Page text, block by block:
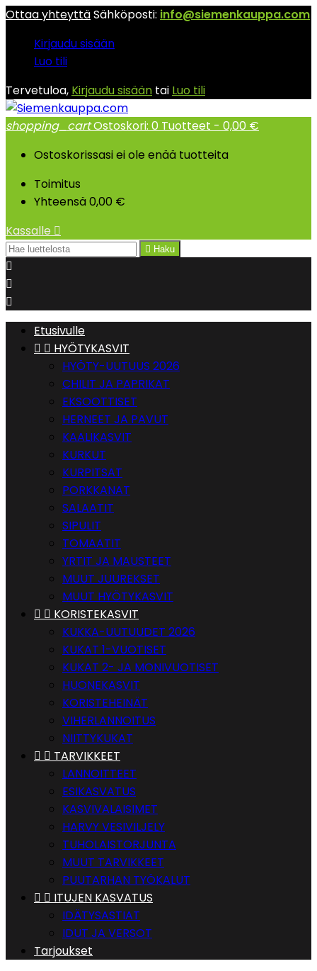
Ottaa yhteyttäSähköposti: info@siemenkauppa.com
Kirjaudu sisään
Luo tili
Tervetuloa, Kirjaudu sisään tai Luo tili
shopping_cartOstoskori: 0 Tuotteet - 0,00 €
Ostoskorissasi ei ole enää tuotteita
Toimitus
Yhteensä0,00 €
Kassalle 
 Haku



Etusivulle
  HYÖTYKASVIT
HYÖTY-UUTUUS 2026
CHILIT JA PAPRIKAT
EKSOOTTISET
HERNEET JA PAVUT
KAALIKASVIT
KURKUT
KURPITSAT
PORKKANAT
SALAATIT
SIPULIT
TOMAATIT
YRTIT JA MAUSTEET
MUUT JUUREKSET
MUUT HYÖTYKASVIT
  KORISTEKASVIT
KUKKA-UUTUUDET 2026
KUKAT 1-VUOTISET
KUKAT 2- JA MONIVUOTISET
HUONEKASVIT
KORISTEHEINÄT
VIHERLANNOITUS
NIITTYKUKAT
  TARVIKKEET
LANNOITTEET
ESIKASVATUS
KASVIVALAISIMET
HARVY VESIVILJELY
TUHOLAISTORJUNTA
MUUT TARVIKKEET
PUUTARHAN TYÖKALUT
  ITUJEN KASVATUS
IDÄTYSASTIAT
IDUT JA VERSOT
Tarjoukset